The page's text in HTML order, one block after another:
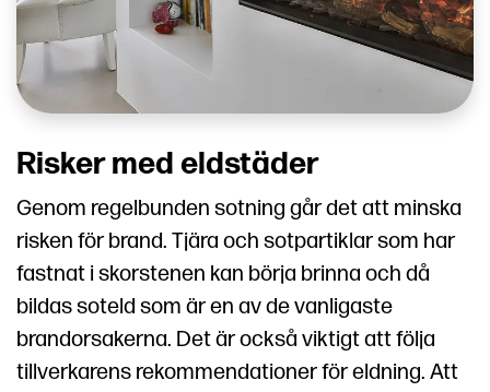
Risker med eldstäder
Genom regelbunden sotning går det att minska
risken för brand. Tjära och sotpartiklar som har
fastnat i skorstenen kan börja brinna och då
bildas soteld som är en av de vanligaste
brandorsakerna. Det är också viktigt att följa
tillverkarens rekommendationer för eldning. Att